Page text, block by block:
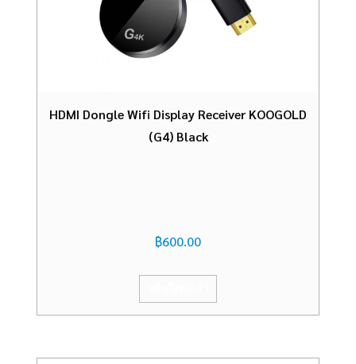
HDMI Dongle Wifi Display Receiver KOOGOLD
(G4) Black
฿600.00